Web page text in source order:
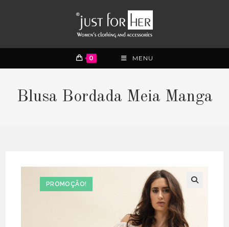
0 MENU
Blusa Bordada Meia Manga
PROMOÇÃO!